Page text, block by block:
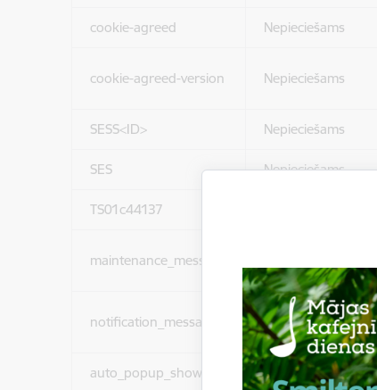
cookie-agreed Nepieciešams
cookie-agreed-version Nepieciešams
SESS<ID> Nepieciešams
SES Nepieciešams
TS01c44137
maintenance_message
notification_messages Nepieciešams
auto_popup_showed Nepieciešams